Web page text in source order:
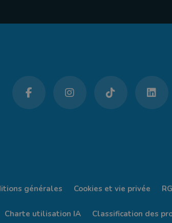
générales Cookies et vie privée
Charte utilisation IA Classification des